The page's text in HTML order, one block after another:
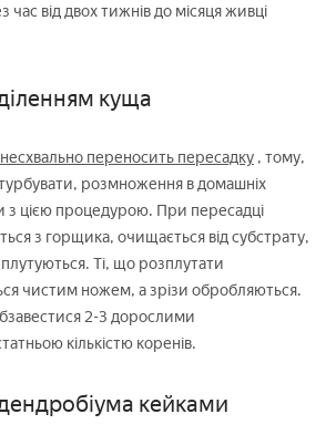
від двох тижнів до місяця живці
куща
переносить пересадку , тому,
розмноження в домашніх
з цією процедурою. При пересадці
з горщика, очищається від субстрату,
Ті, що розплутати
чистим ножем, а зрізи обробляються.
2-3 дорослими
кількістю коренів.
кейками